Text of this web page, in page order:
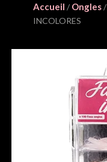
Accueil / Ongles/
INCOLORES